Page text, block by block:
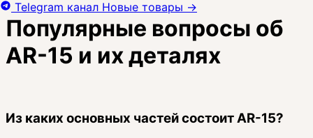
Популярные вопросы об
AR-15 и их деталях
Из каких основных частей состоит AR-15?
Telegram канал Новые товары →